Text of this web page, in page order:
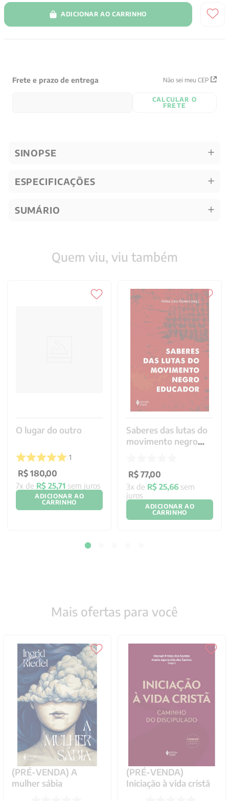
ADICIONAR AO CARRINHO
Frete e prazo de entrega Não sei meu CEP
CALCULAR O
FRETE
SINOPSE
ESPECIFICAÇÕES
SUMÁRIO
Quem viu, viu também
O lugar do outro
1
R$ 180,00
7x de R$ 25,71 sem juros
ADICIONAR AO
CARRINHO
Saberes das lutas do
movimento negro
R$ 77,00
3x de R$ 25,66 sem
juros
ADICIONAR AO
CARRINHO
Mais ofertas para você
(PRÉ-VENDA) A
mulher sábia
(PRÉ-VENDA)
Iniciação à vida cristã